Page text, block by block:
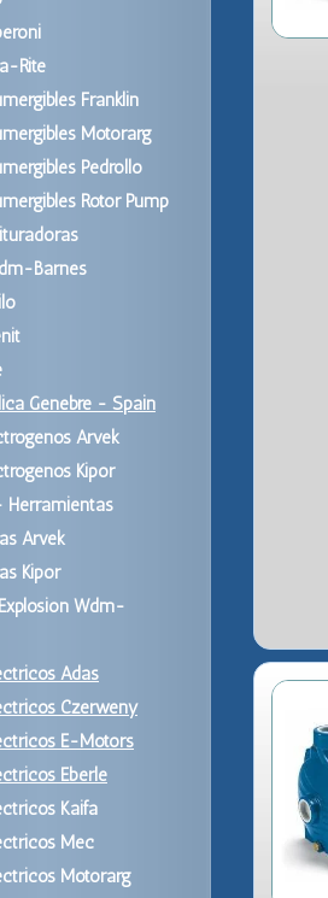
Rite
Franklin
Motorarg
Pedrollo
Rotor Pump
Barnes
Genebre - Spain
Arvek
Kipor
Herramientas
Arvek
Kipor
Wdm-
Adas
Czerweny
E-Motors
Eberle
Kaifa
Mec
Motorarg